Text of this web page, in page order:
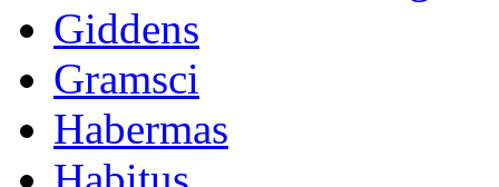
Giddens
Gramsci
Habermas